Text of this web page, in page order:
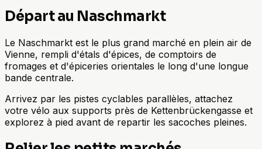
Départ au Naschmarkt
Le Naschmarkt est le plus grand marché en plein air de
Vienne, rempli d'étals d'épices, de comptoirs de
fromages et d'épiceries orientales le long d'une longue
bande centrale.
Arrivez par les pistes cyclables parallèles, attachez
votre vélo aux supports près de Kettenbrückengasse et
explorez à pied avant de repartir les sacoches pleines.